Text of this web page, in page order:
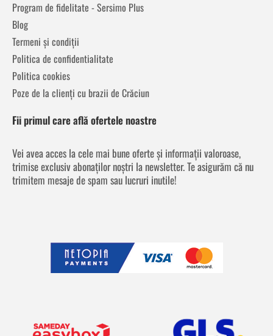
Program de fidelitate - Sersimo Plus
Blog
Termeni și condiții
Politica de confidentialitate
Politica cookies
Poze de la clienți cu brazii de Crăciun
Fii primul care află ofertele noastre
Vei avea acces la cele mai bune oferte și informații valoroase,
trimise exclusiv abonaților noștri la newsletter. Te asigurăm că nu
trimitem mesaje de spam sau lucruri inutile!